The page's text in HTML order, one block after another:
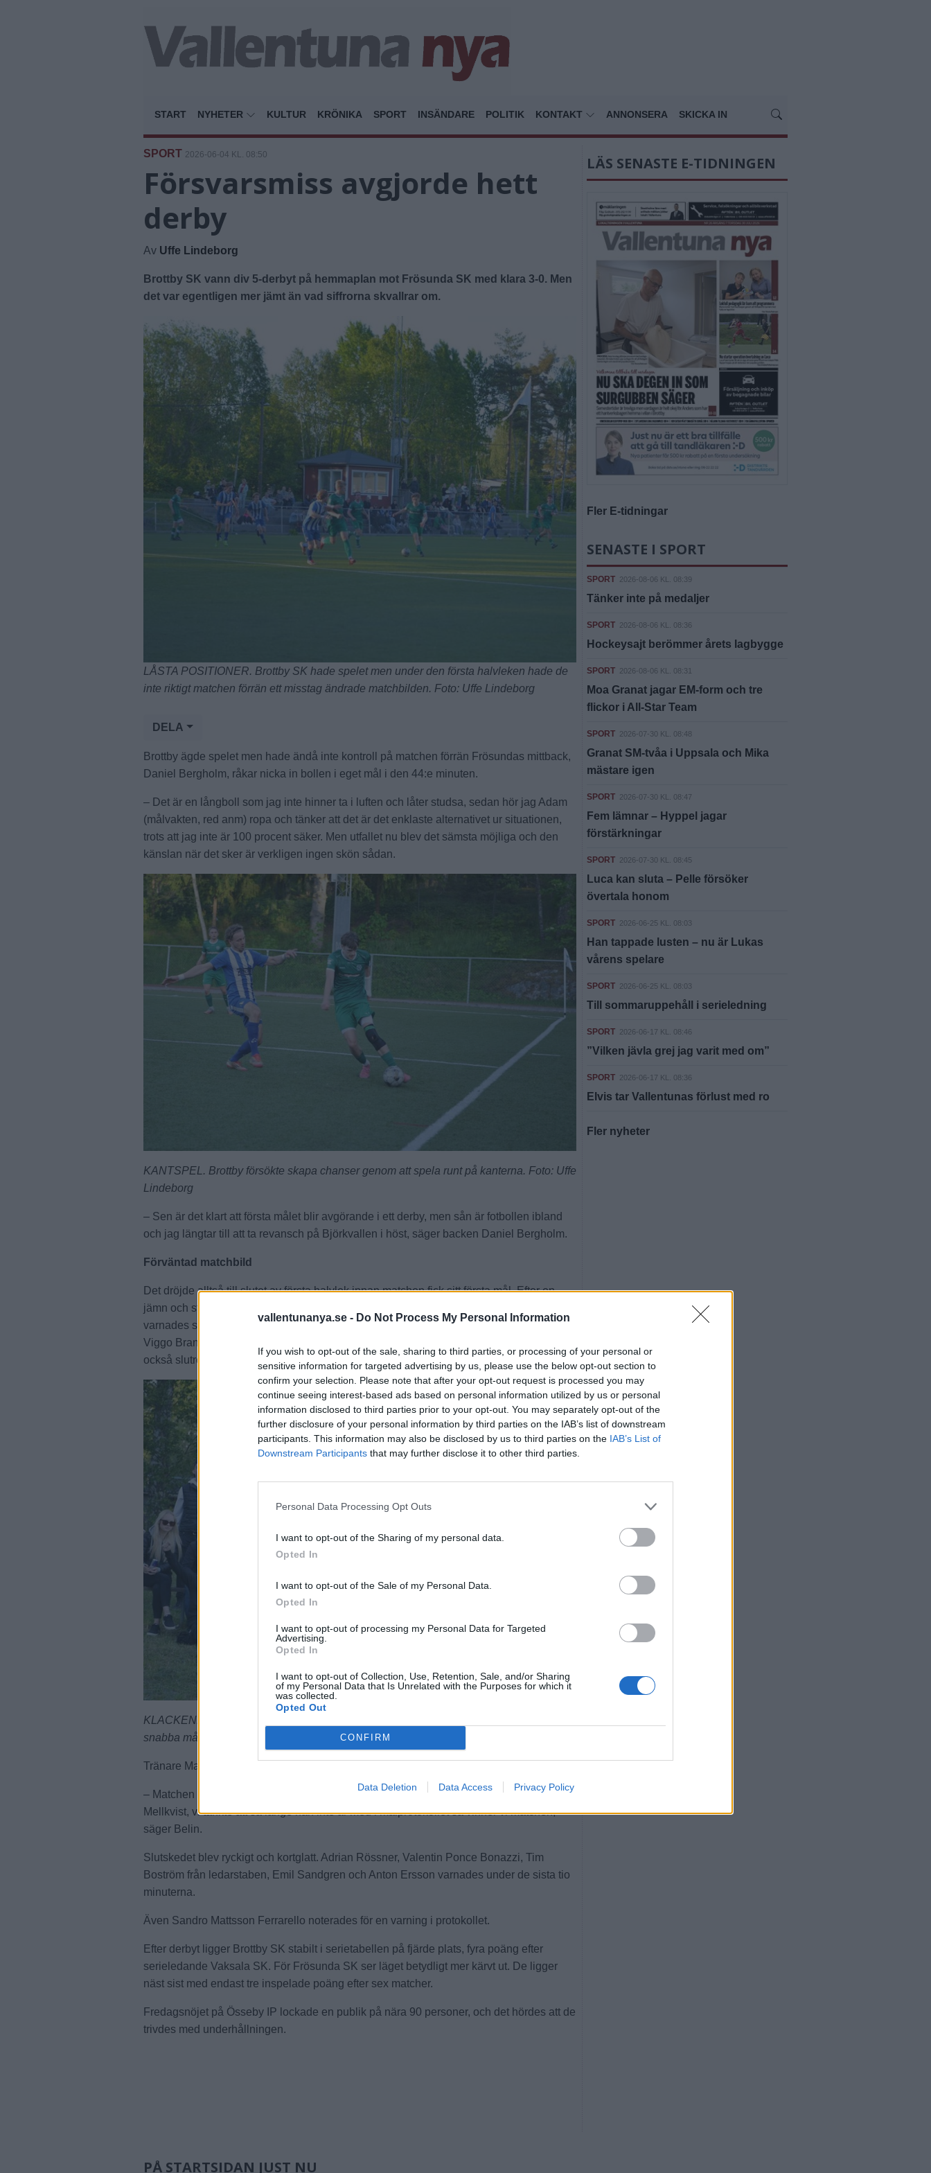
vallentunanya.se - Do Not Process My Personal Information
If you wish to opt-out of the sale, sharing to third parties, or processing of your personal or
sensitive information for targeted advertising by us, please use the below opt-out section to
confirm your selection. Please note that after your opt-out request is processed you may
continue seeing interest-based ads based on personal information utilized by us or personal
information disclosed to third parties prior to your opt-out. You may separately opt-out of the
further disclosure of your personal information by third parties on the IAB’s list of downstream
participants. This information may also be disclosed by us to third parties on the IAB’s List of
Downstream Participants that may further disclose it to other third parties.
Personal Data Processing Opt Outs
I want to opt-out of the Sharing of my personal data.
Opted In
I want to opt-out of the Sale of my Personal Data.
Opted In
I want to opt-out of processing my Personal Data for Targeted
Advertising.
Opted In
I want to opt-out of Collection, Use, Retention, Sale, and/or Sharing
of my Personal Data that Is Unrelated with the Purposes for which it
was collected.
Opted Out
CONFIRM
Data Deletion Data Access Privacy Policy
START NYHETER KULTUR KRÖNIKA SPORT INSÄNDARE POLITIK KONTAKT ANNONSERA SKICKA IN
SPORT 2026-06-04 KL. 08:50
Försvarsmiss avgjorde hett
derby
Av Uffe Lindeborg
Brottby SK vann div 5-derbyt på hemmaplan mot Frösunda SK med klara 3-0. Men
det var egentligen mer jämt än vad siffrorna skvallrar om.
LÅSTA POSITIONER. Brottby SK hade spelet men under den första halvleken hade de
inte riktigt matchen förrän ett misstag ändrade matchbilden. Foto: Uffe Lindeborg
DELA
Brottby ägde spelet men hade ändå inte kontroll på matchen förrän Frösundas mittback,
Daniel Bergholm, råkar nicka in bollen i eget mål i den 44:e minuten.
– Det är en långboll som jag inte hinner ta i luften och låter studsa, sedan hör jag Adam
(målvakten, red anm) ropa och tänker att det är det enklaste alternativet ur situationen,
trots att jag inte är 100 procent säker. Men utfallet nu blev det sämsta möjliga och den
känslan när det sker är verkligen ingen skön sådan.
KANTSPEL. Brottby försökte skapa chanser genom att spela runt på kanterna. Foto: Uffe
Lindeborg
– Sen är det klart att första målet blir avgörande i ett derby, men sån är fotbollen ibland
och jag längtar till att ta revansch på Björkvallen i höst, säger backen Daniel Bergholm.
Förväntad matchbild
Det dröjde alltså till slutet av första halvlek innan matchen fick sitt första mål. Efter en
jämn och stundtals hetsig inledning, där både Isak Lingemark och Max Hansson
varnades strax före paus, kom 1–0 i den 45:e minuten. Och redan minuten senare klev
Viggo Brandt fram och gjorde sitt första mål för kvällen. Timmen spelad fastställde han
också slutresultatet till 3-0.
KLACKEN. De blev ett mäktigt jubel när väl proppen gick ur och Brottbuý gjorde två
snabba mål mot Frösunda. Foto: Uffe Lindeborg
Tränare Mattias Belin var klart nöjd med hur Brottby SK genomför matchen.
– Matchen blev som vi hade förväntat oss. Vi bestämde oss för att stänga ned Martin
Mellkvist, vi tänkte att så länge han inte är med i målprotokollet så vinner vi matchen,
säger Belin.
Slutskedet blev ryckigt och kortglatt. Adrian Rössner, Valentin Ponce Bonazzi, Tim
Boström från ledarstaben, Emil Sandgren och Anton Ersson varnades under de sista tio
minuterna.
Även Sandro Mattsson Ferrarello noterades för en varning i protokollet.
Efter derbyt ligger Brottby SK stabilt i serietabellen på fjärde plats, fyra poäng efter
serieledande Vaksala SK. För Frösunda SK ser läget betydligt mer kärvt ut. De ligger
näst sist med endast tre inspelade poäng efter sex matcher.
Fredagsnöjet på Össeby IP lockade en publik på nära 90 personer, och det hördes att de
trivdes med underhållningen.
LÄS SENASTE E-TIDNINGEN
Fler E-tidningar
SENASTE I SPORT
SPORT 2026-08-06 KL. 08:39
Tänker inte på medaljer
SPORT 2026-08-06 KL. 08:36
Hockeysajt berömmer årets lagbygge
SPORT 2026-08-06 KL. 08:31
Moa Granat jagar EM-form och tre
flickor i All-Star Team
SPORT 2026-07-30 KL. 08:48
Granat SM-tvåa i Uppsala och Mika
mästare igen
SPORT 2026-07-30 KL. 08:47
Fem lämnar – Hyppel jagar
förstärkningar
SPORT 2026-07-30 KL. 08:45
Luca kan sluta – Pelle försöker
övertala honom
SPORT 2026-06-25 KL. 08:03
Han tappade lusten – nu är Lukas
vårens spelare
SPORT 2026-06-25 KL. 08:03
Till sommaruppehåll i serieledning
SPORT 2026-06-17 KL. 08:46
”Vilken jävla grej jag varit med om”
SPORT 2026-06-17 KL. 08:36
Elvis tar Vallentunas förlust med ro
Fler nyheter
PÅ STARTSIDAN JUST NU